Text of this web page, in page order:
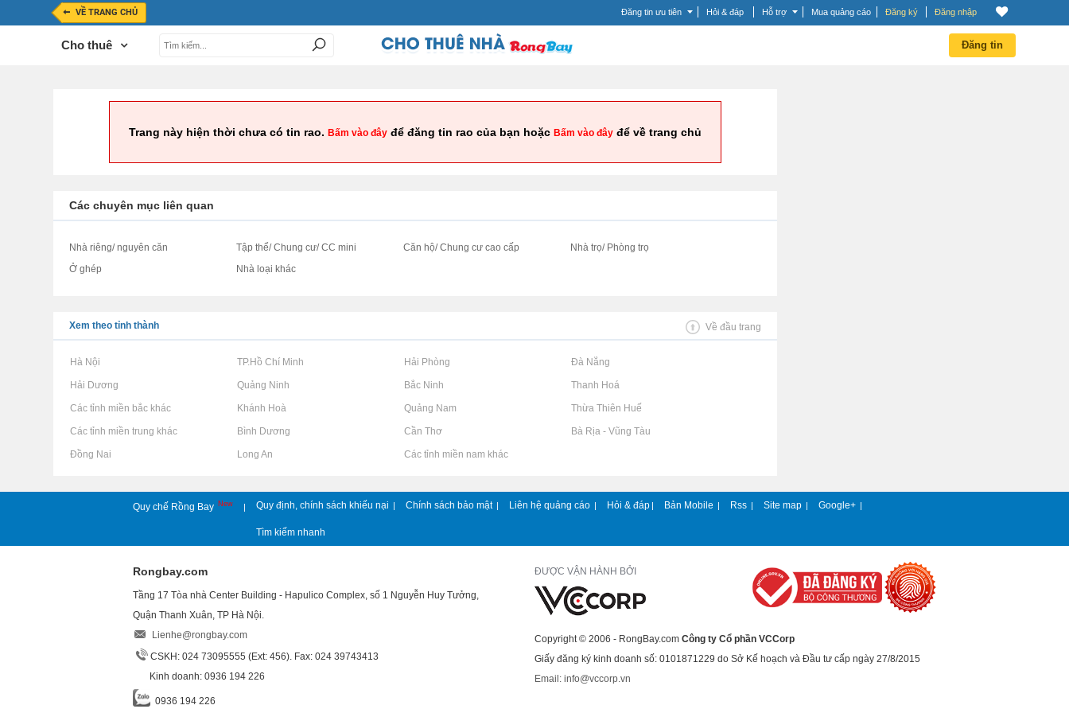
VỀ TRANG CHỦ Đăng tin ưu tiên Hỏi & đáp Hỗ trợ Mua quảng cáo Đăng ký Đăng nhập
Cho thuê Đăng tin
Trang này hiện thời chưa có tin rao. Bấm vào đây để đăng tin rao của bạn hoặc Bấm vào đây để về trang chủ
Các chuyên mục liên quan
Nhà riêng/ nguyên căn Tập thể/ Chung cư/ CC mini Căn hộ/ Chung cư cao cấp
Nhà trọ/ Phòng trọ
Ở ghép
Nhà loại khác
Xem theo tỉnh thành Về đầu trang
Rao vặt tại Hà Nội Rao vặt tại TP.Hồ Chí Minh Rao vặt tại Hải Phòng Rao vặt tại Đà Nẵng
Rao vặt tại Hải Dương Rao vặt tại Quảng Ninh Rao vặt tại Bắc Ninh Rao vặt tại Thanh Hoá
Rao vặt tại Các tỉnh miền bắc khác Rao vặt tại Khánh Hoà Rao vặt tại Quảng Nam Rao vặt tại Thừa Thiên Huế
Rao vặt tại Các tỉnh miền trung khác Rao vặt tại Bình Dương Rao vặt tại Cần Thơ Rao vặt tại Bà Rịa - Vũng Tàu
Rao vặt tại Đồng Nai Rao vặt tại Long An Rao vặt tại Các tỉnh miền nam khác
Quy chế Rồng Bay New | Quy định, chính sách khiếu nại | Chính sách bảo mật | Liên hệ quảng cáo | Hỏi & đáp | Bản Mobile | Rss | Site map | Google+ |
Tìm kiếm nhanh
Rongbay.com
Tầng 17 Tòa nhà Center Building - Hapulico Complex, số 1 Nguyễn Huy Tưởng,
Quận Thanh Xuân, TP Hà Nội.
Lienhe@rongbay.com
CSKH: 024 73095555 (Ext: 456). Fax: 024 39743413
Kinh doanh: 0936 194 226
0936 194 226
ĐƯỢC VẬN HÀNH BỞI
Copyright © 2006 - RongBay.com Công ty Cổ phần VCCorp
Giấy đăng ký kinh doanh số: 0101871229 do Sở Kế hoạch và Đầu tư cấp ngày 27/8/2015
Email: info@vccorp.vn